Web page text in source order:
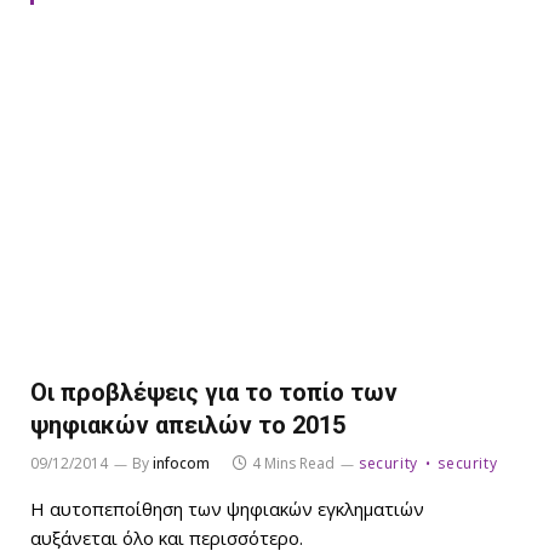
Οι προβλέψεις για το τοπίο των
ψηφιακών απειλών το 2015
09/12/2014 Byinfocom 4 Mins Read security security
Η αυτοπεποίθηση των ψηφιακών εγκληματιών
αυξάνεται όλο και περισσότερο.